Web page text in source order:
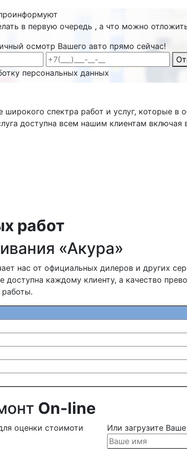
в первую очередь , а что можно
осмотр Вашего авто прямо сейчас!
персональных данных
спектра работ и услуг, которые в
доступна всем нашим клиентам включая
работ
«Акура»
нас от официальных дилеров и других
доступна каждому клиенту, а качество
On-line
оценки стоимоти
Или загрузите